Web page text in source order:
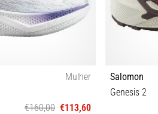
Mulher
€160,00 €113,60
Salomon
Genesis 2